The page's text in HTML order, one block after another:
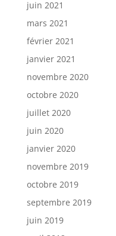
juin 2021
mars 2021
février 2021
janvier 2021
novembre 2020
octobre 2020
juillet 2020
juin 2020
janvier 2020
novembre 2019
octobre 2019
septembre 2019
juin 2019